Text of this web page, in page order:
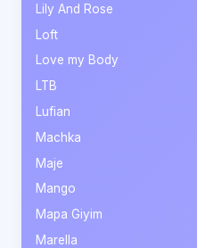
Lily And Rose
Loft
Love my Body
LTB
Lufian
Machka
Maje
Mango
Mapa Giyim
Marella